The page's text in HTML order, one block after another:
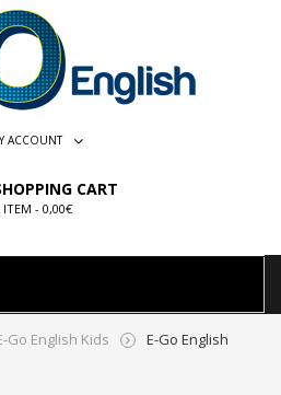
ACCOUNT
CART
ITEM - 0,00€
Go English Kids
E-Go English